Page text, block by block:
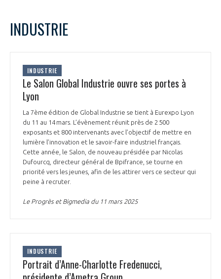
INDUSTRIE
INDUSTRIE
Le Salon Global Industrie ouvre ses portes à
Lyon
La 7ème édition de Global Industrie se tient à Eurexpo Lyon
du 11 au 14 mars. L’évènement réunit près de 2 500
exposants et 800 intervenants avec l’objectif de mettre en
lumière l’innovation et le savoir-faire industriel français.
Cette année, le Salon, de nouveau présidée par Nicolas
Dufourcq, directeur général de Bpifrance, se tourne en
priorité vers les jeunes, afin de les attirer vers ce secteur qui
peine à recruter.
Le Progrès et Bigmedia du 11 mars 2025
INDUSTRIE
Portrait d’Anne-Charlotte Fredenucci,